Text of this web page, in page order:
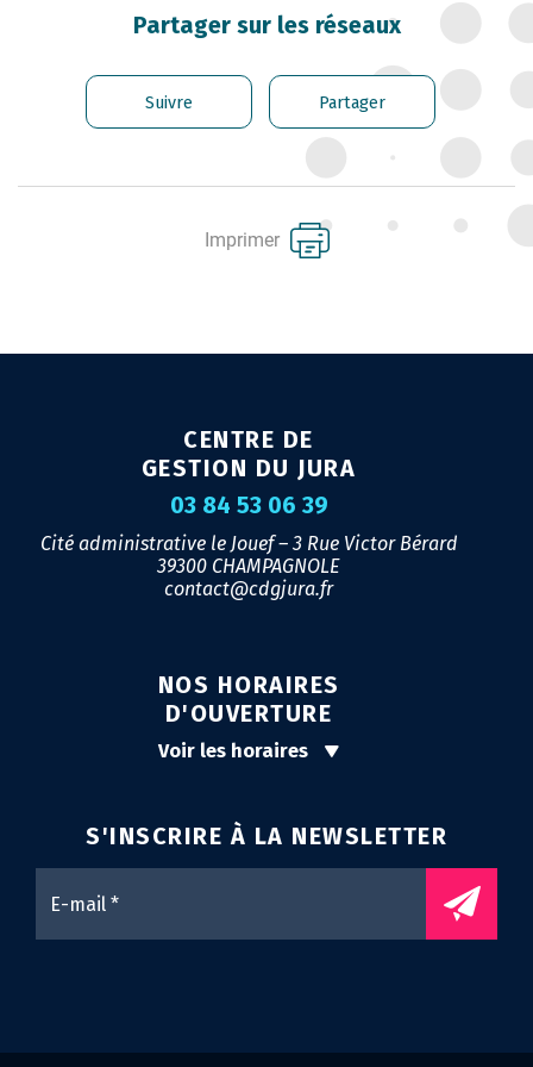
CARRIÈRE DES
GÉRER LES AGENTS
CONTRACTUELS
SANTÉ ET PRÉVENTION DES
RISQUES PROFESSIONNELS
LIENS UTILES
Partager sur les réseaux
Suivre Partager
Imprimer
CENTRE DE
GESTION DU JURA
03 84 53 06 39
Cité administrative le Jouef – 3 Rue Victor Bérard
39300 CHAMPAGNOLE
contact@cdgjura.fr
NOS HORAIRES
D'OUVERTURE
Voir les horaires
S'INSCRIRE À LA NEWSLETTER